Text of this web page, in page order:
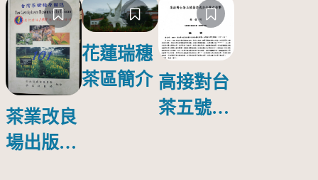
茶業改良
場出版第
花蓮瑞穗
茶區簡介 高接對台
茶五號葉